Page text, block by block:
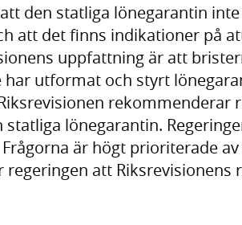
den statliga lönegarantin
att det finns indikationer på
uppfattning är att
har utformat och styrt
rekommenderar
statliga lönegarantin.
är högt prioriterade
regeringen att Riksrevisionens